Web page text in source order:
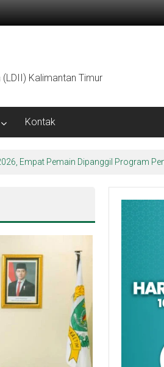
Kalimantan Timur
Kontak
Empat Pemain Dipanggil Program